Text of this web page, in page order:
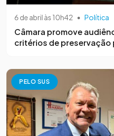
6 de abril às 10h42 • Política
Câmara promove
critérios de preservação
PELO SUS